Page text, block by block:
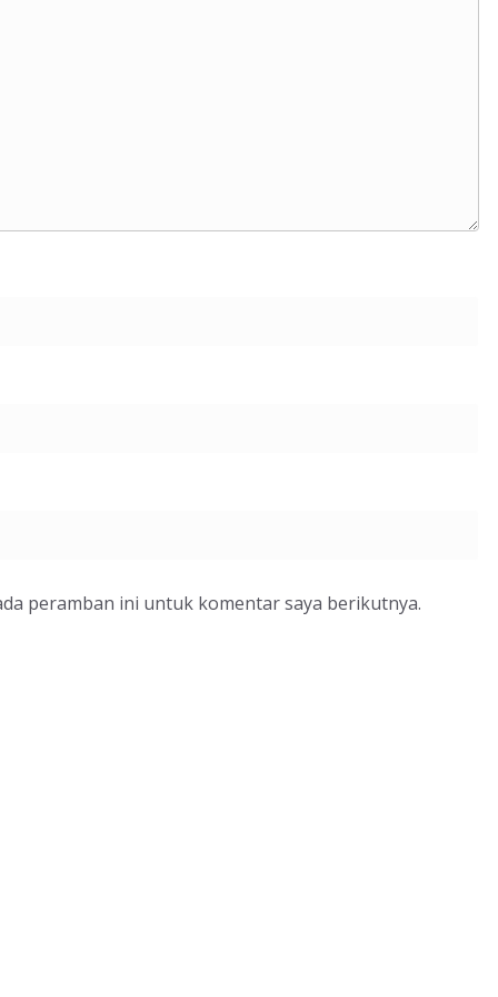
peramban ini untuk komentar saya berikutnya.